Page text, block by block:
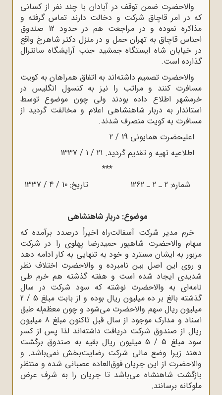
والاحضرت ضمن توقف در آبادان با چند نفر از کسانی
که در امر قاچاق شرکت و دخالت دارند تماس گرفته و
مذاکره نموده و در مراجعت هم در حدود 12 صندوق
اجناس قاچاق به تهران حمل و در منزل دکتر شاهرخ واقع
در خیابان شاه ایستگاه جمشید جنب آرایشگاه سانترال
گذارده است.
والاحضرت تصمیم داشته‌اند به اتفاق همراهان به کویت
مسافرت کنند و مراتب را نیز به کنسول انگلیس در
خرمشهر اطلاع داده بودند ولی چون موضوع توسط
استاندار به دربار شاهنشاهی اعلام و مخالفت گردید از
مسافرت به کویت منصرف شدند.
اعلیحضرت همایونی 19 / 2
اطلاعیه تهیه و تقدیم گردید. 21 / 1 / 1337
***
شماره: 2 ـ 2 ـ 1262 تاریخ: 10 / 4 / 1337
موضوع: دربار شاهنشاهی
خرم مدیر شرکت آسفالت‌راه اخیراً درصدد برآمده که
سهام والاحضرت شاهپور حمیدرضا پهلوی را در شرکت
مزبور به ایشان مسترد و خود به تنهایی به کار ادامه دهد
و روی این اصل بین نامبرده و والاحضرت اختلاف نظر
شدیدی ایجاد شده است و هفته گذشته هم خرم طی
نامه‌ای به والاحضرت نوشته که سود شرکت در سال
گذشته بالغ بر ده میلیون ریال بوده و از بابت مبلغ 5 / 2
میلیون ریال سهم والاحضرت می‌‌شود و چون معظم‌له طبق
اسناد و مدارک موجود از سال قبل تاکنون مبلغ 8 میلیون
ریال از صندوق شرکت دریافت داشته‌اند لذا پس از کسر
سود مبلغ 5 / 5 میلیون ریال بقیه به صندوق برگشت
دهند زیرا وضع مالی شرکت رضایت‌بخش نمی‌باشد. و
والاحضرت از این جریان فوق‌العاده عصبانی شده و منتظر
بازگشت شاهنشاه می‌باشد تا جریان را به شرف عرض
ملوکانه برسانند.